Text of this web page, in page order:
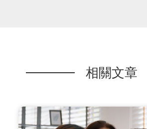
相關文章